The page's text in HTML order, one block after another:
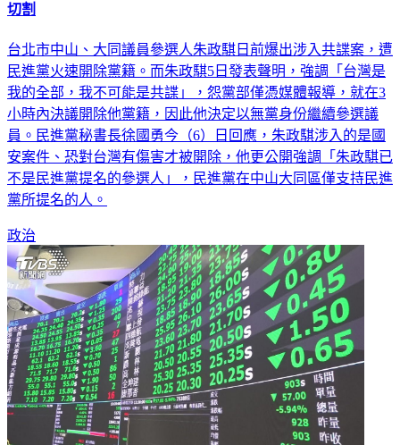
切割
台北市中山、大同議員參選人朱政騏日前爆出涉入共諜案，遭
民進黨火速開除黨籍。而朱政騏5日發表聲明，強調「台灣是
我的全部，我不可能是共諜」，怨黨部僅憑媒體報導，就在3
小時內決議開除他黨籍，因此他決定以無黨身份繼續參選議
員。民進黨秘書長徐國勇今（6）日回應，朱政騏涉入的是國
安案件、恐對台灣有傷害才被開除，他更公開強調「朱政騏已
不是民進黨提名的參選人」，民進黨在中山大同區僅支持民進
黨所提名的人。
政治